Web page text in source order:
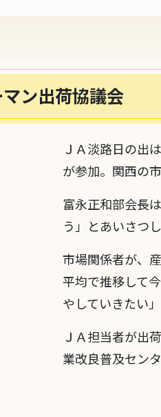
マン出荷協議会
ＪＡ淡路日の出
が参加。関西の
富永正和部会長
う」とあいさつし
市場関係者が、
平均で推移して
やしていきたい
ＪＡ担当者が出
業改良普及セン